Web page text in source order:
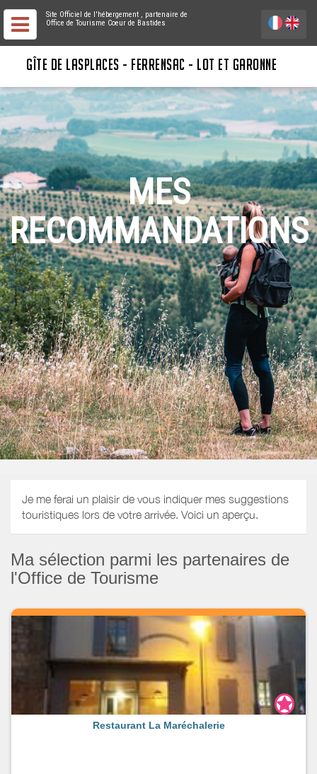
Site Officiel de l'hébergement , partenaire de
Office de Tourisme Coeur de Bastides
GÎTE DE LASPLACES - FERRENSAC - LOT ET GARONNE
MES
RECOMMANDATIONS
Je me ferai un plaisir de vous indiquer mes suggestions
touristiques lors de votre arrivée. Voici un aperçu.
Ma sélection parmi les partenaires de
l'Office de Tourisme
Restaurant La Maréchalerie